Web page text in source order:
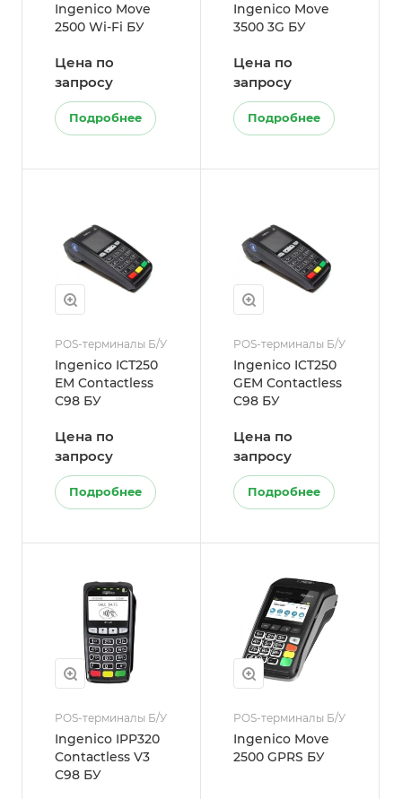
Ingenico Move
2500 Wi-Fi БУ
Цена по
запросу
Подробнее
Ingenico Move
3500 3G БУ
Цена по
запросу
Подробнее
POS-терминалы Б/У
Ingenico ICT250
EM Contactless
C98 БУ
Цена по
запросу
Подробнее
POS-терминалы Б/У
Ingenico ICT250
GEM Contactless
C98 БУ
Цена по
запросу
Подробнее
POS-терминалы Б/У
Ingenico IPP320
Contactless V3
C98 БУ
POS-терминалы Б/У
Ingenico Move
2500 GPRS БУ